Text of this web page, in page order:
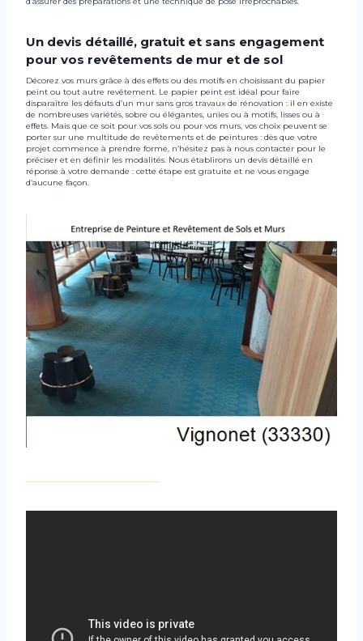
Un devis détaillé, gratuit et sans engagement
pour vos revêtements de mur et de sol
Décorez vos murs grâce à des effets ou des motifs en choisissant du papier
peint ou tout autre revêtement. Le papier peint est idéal pour faire
disparaître les défauts d’un mur sans gros travaux de rénovation : il en existe
de nombreuses variétés, sobre ou élégantes, unies ou à motifs, lisses ou à
effets. Mais que ce soit pour vos sols ou pour vos murs, vos choix peuvent se
porter sur une multitude de revêtements et de peintures : dès que votre
projet commence à prendre forme, n’hésitez pas à nous contacter pour le
préciser et en définir les modalités. Nous établirons un devis détaillé en
réponse à votre demande : cette étape est gratuite et ne vous engage
d’aucune façon.